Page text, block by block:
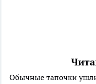
Обычные тапочки